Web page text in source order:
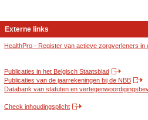
Externe links
HealthPro - Register van actieve zorgverleners in
Publicaties in het Belgisch Staatsblad
Publicaties van de jaarrekeningen bij de NBB
Databank van statuten en
Check inhoudingsplicht